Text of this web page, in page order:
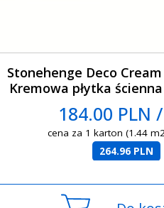
Stonehenge Deco Cream
Kremowa płytka
184.00 PLN
cena za 1 karton (1.44
264.96 PLN